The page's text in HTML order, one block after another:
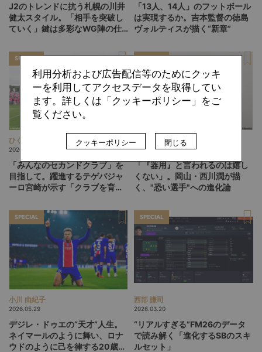
J2のトレンドに抗う札幌の川井
健太スタイル。「相手を突破し
ていく」鍵は多彩なWG陣の仕
「13人、14人」のフットボール
は実現するか。吉本監督の徳島
ヴォルティスが描く“新章”
SPECIAL
ひぐらしひなつ
2026.08.05
「みんなのセカンドクラブ」を
目指して。躍進するテゲバジャ
ーロ宮崎が示す「クラブを育て
SPECIAL
難波 拓未
2026.08.04
「『器用』と言われるのは嬉し
くない」。岡山・西川潤が描
く、"恐い選手"への進化論
SPECIAL
小川 由紀子
2026.05.29
デジレ・ドゥエの“天才”人生。
ネイマールのように舞い、ロナ
ウドのように己を律する20歳
SPECIAL
西部 謙司
2026.03.20
“リアルすぎる”FM26のデータ
で読み解く「進化するSBのスキ
ルセット」
利用分析および広告配信等のためにクッキ
ーを利用してアクセスデータを取得してい
ます。詳しくは「クッキーポリシー」をご
覧ください。
クッキーポリシー 閉じる